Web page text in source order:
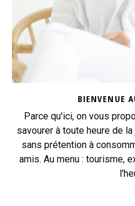
BIENVENUE
Parce qu'ici, on vous
savourer à toute heure de
sans prétention à
amis. Au menu : tourisme,